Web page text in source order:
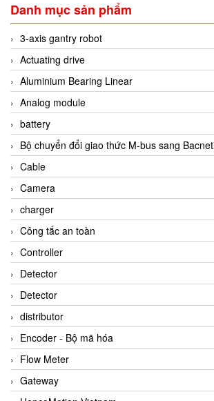
Danh mục sản phẩm
3-axis gantry robot
Actuating drive
Aluminium Bearing Linear
Analog module
battery
Bộ chuyển đổi giao thức M-bus sang Bacnet
Cable
Camera
charger
Công tắc an toàn
Controller
Detector
Detector
distributor
Encoder - Bộ mã hóa
Flow Meter
Gateway